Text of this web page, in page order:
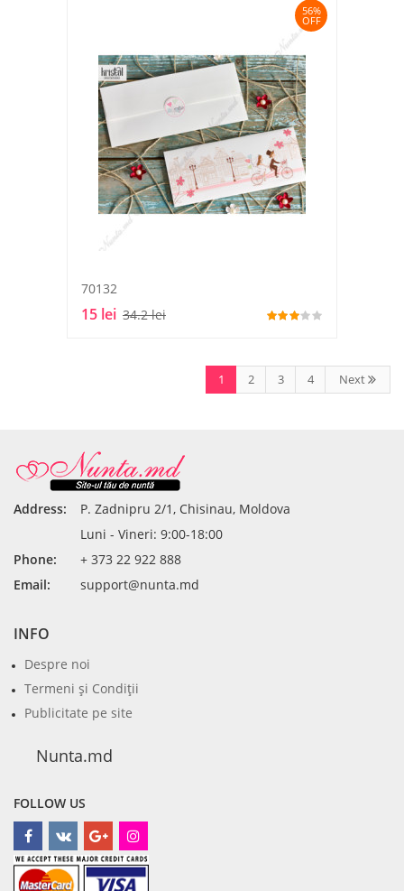
56%
OFF
70132
15 lei 34.2 lei
1 2 3 4 Next
Address:
P. Zadnipru 2/1, Chisinau, Moldova
Luni - Vineri: 9:00-18:00
Phone:
+ 373 22 922 888
Email:
support@nunta.md
INFO
Despre noi
Termeni şi Condiţii
Publicitate pe site
Nunta.md
FOLLOW US